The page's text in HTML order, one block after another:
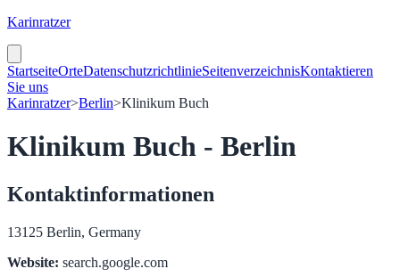
Karinratzer
StartseiteOrteDatenschutzrichtlinieSeitenverzeichnisKontaktieren
Sie uns
Karinratzer>Berlin>Klinikum Buch
Klinikum Buch - Berlin
Kontaktinformationen
13125 Berlin, Germany
Website: search.google.com